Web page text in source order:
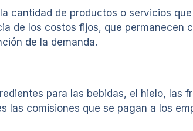
cantidad de productos o servicios
de los costos fijos, que permanecen
de la demanda.
para las bebidas, el hielo, las
las comisiones que se pagan a los